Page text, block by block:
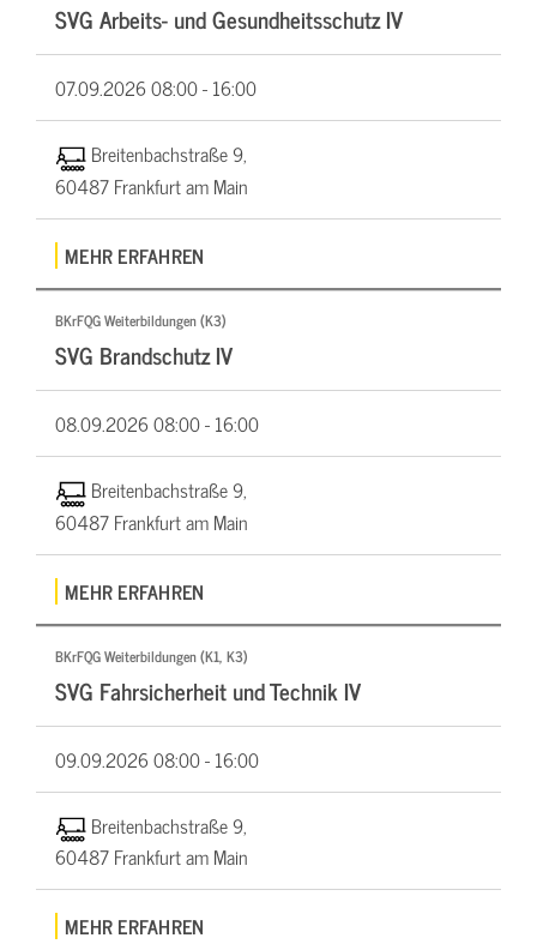
SVG Arbeits- und Gesundheitsschutz IV
07.09.202608:00 - 16:00
Breitenbachstraße 9,
60487 Frankfurt am Main
MEHR ERFAHREN
BKrFQG Weiterbildungen (K3)
SVG Brandschutz IV
08.09.202608:00 - 16:00
Breitenbachstraße 9,
60487 Frankfurt am Main
MEHR ERFAHREN
BKrFQG Weiterbildungen (K1, K3)
SVG Fahrsicherheit und Technik IV
09.09.202608:00 - 16:00
Breitenbachstraße 9,
60487 Frankfurt am Main
MEHR ERFAHREN